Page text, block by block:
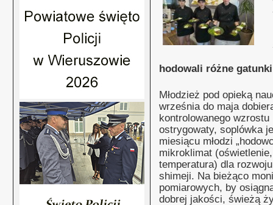
hodowali różne
Młodzież pod opieką
września do maja
kontrolowanego
ostrygowaty, soplówka
miesiącu młodzi
mikroklimat
temperatura) dla
shimeji. Na bieżąco
pomiarowych, by
dobrej jakości, świeżą